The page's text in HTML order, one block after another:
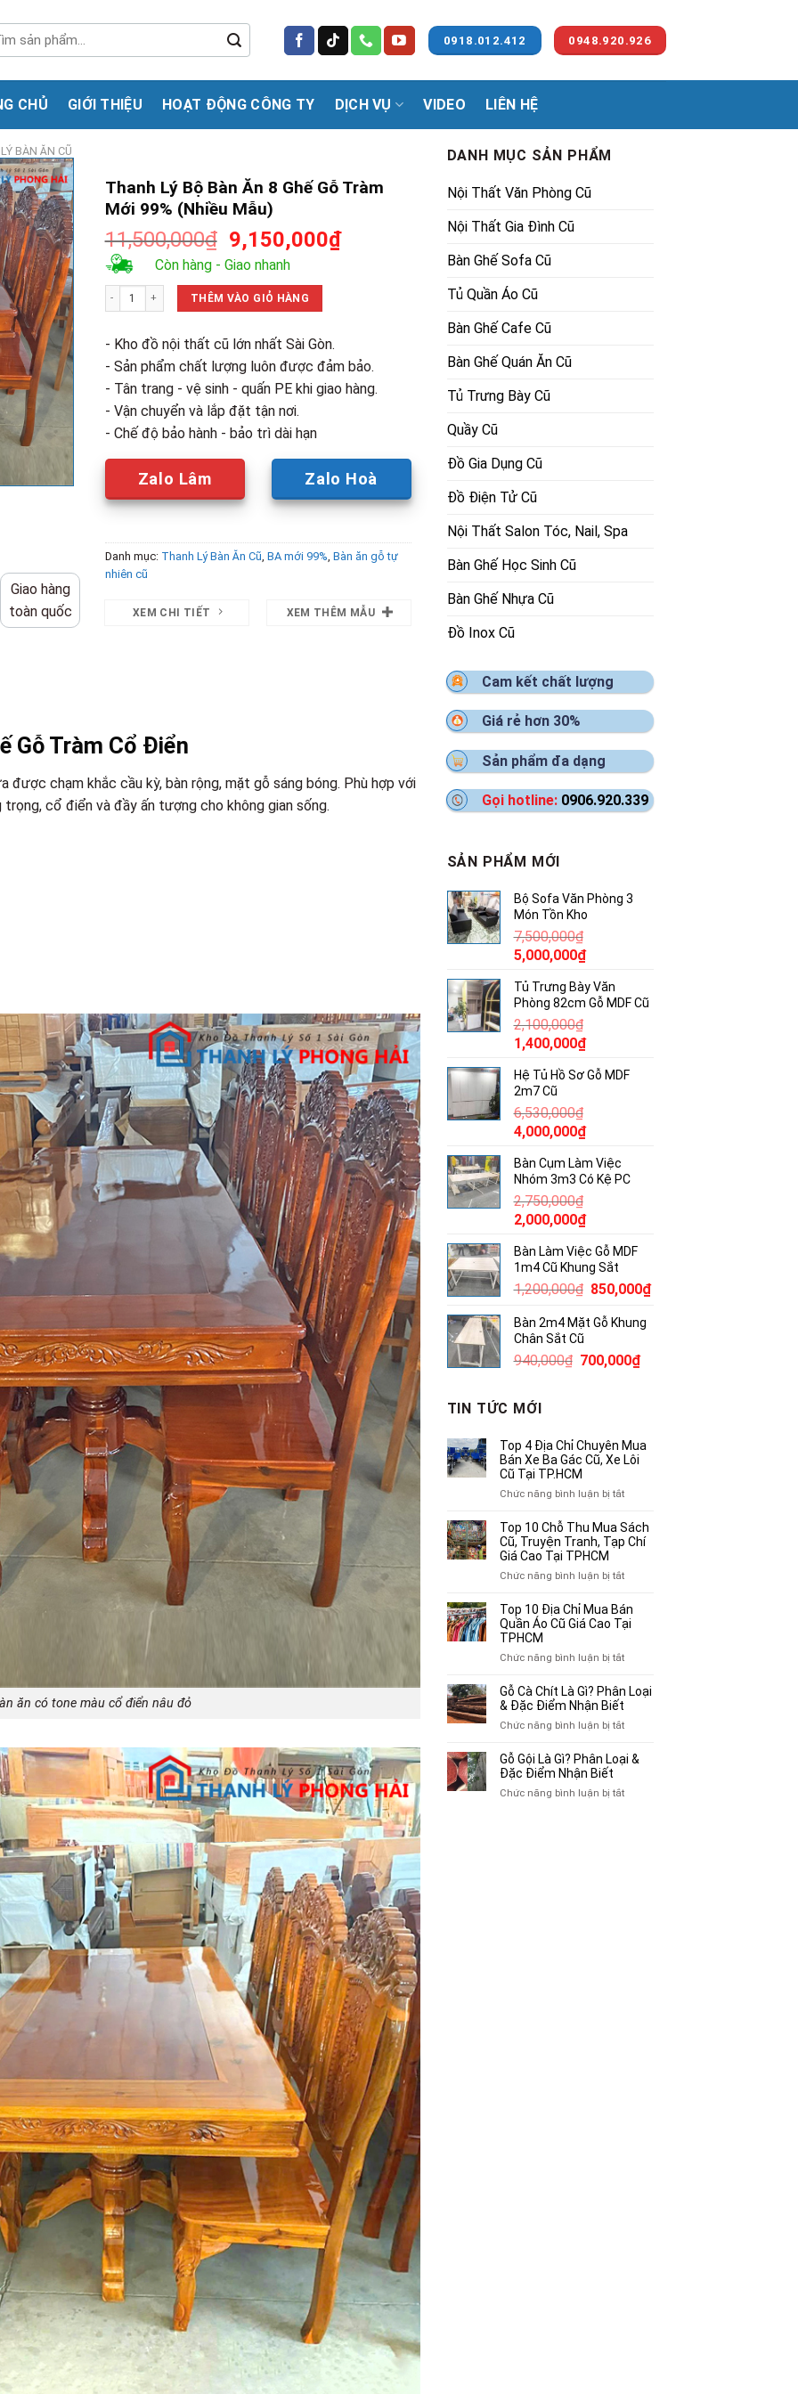
0918.012.412 0948.920.926
CHỦ GIỚI THIỆU HOẠT ĐỘNG CÔNG TY DỊCH VỤ VIDEO LIÊN HỆ
BÀN ĂN CŨ
Giao hàng
toàn quốc
Thanh Lý Bộ Bàn Ăn 8 Ghế Gỗ Tràm
Mới 99% (Nhiều Mẫu)
11,500,000₫ Giá
gốc
là:
11,500,000₫.
9,150,000₫Giá
Còn hàng - Giao nhanh
Thanh Lý Bộ Bàn Ăn 8 Ghế Gỗ Tràm Mới 99% (Nhiều Mẫu) số lượng
THÊM VÀO GIỎ HÀNG
- Kho đồ nội thất cũ lớn nhất Sài Gòn.
- Sản phẩm chất lượng luôn được đảm bảo.
- Tân trang - vệ sinh - quấn PE khi giao hàng.
- Vận chuyển và lắp đặt tận nơi.
- Chế độ bảo hành - bảo trì dài hạn
Zalo Lâm Zalo Hoà
Danh mục: Thanh Lý Bàn Ăn Cũ BA mới 99% Bàn ăn gỗ tự
nhiên cũ
XEM CHI TIẾT XEM THÊM MẪU
Gỗ Tràm Cổ Điển
được chạm khắc cầu kỳ, bàn rộng, mặt gỗ sáng bóng. Phù hợp với
trọng, cổ điển và đầy ấn tượng cho không gian sống.
ăn có tone màu cổ điển nâu đỏ
DANH MỤC SẢN PHẨM
Nội Thất Văn Phòng Cũ
Nội Thất Gia Đình Cũ
Bàn Ghế Sofa Cũ
Tủ Quần Áo Cũ
Bàn Ghế Cafe Cũ
Bàn Ghế Quán Ăn Cũ
Tủ Trưng Bày Cũ
Quầy Cũ
Đồ Gia Dụng Cũ
Đồ Điện Tử Cũ
Nội Thất Salon Tóc, Nail, Spa
Bàn Ghế Học Sinh Cũ
Bàn Ghế Nhựa Cũ
Đồ Inox Cũ
Cam kết chất lượng
Giá rẻ hơn 30%
Sản phẩm đa dạng
Gọi hotline: 0906.920.339
SẢN PHẨM MỚI
Bộ Sofa Văn Phòng 3
Món Tồn Kho
7,500,000₫
Giá
là:
7,500,000₫.
5,000,000₫Giá
tại
là:
Tủ Trưng Bày Văn
Phòng 82cm Gỗ MDF Cũ
2,100,000₫
Giá
là:
2,100,000₫.
1,400,000₫Giá
tại
Hệ Tủ Hồ Sơ Gỗ MDF
2m7 Cũ
6,530,000₫
Giá
là:
6,530,000₫.
4,000,000₫Giá
tại
là:
Bàn Cụm Làm Việc
Nhóm 3m3 Có Kệ PC
2,750,000₫
Giá
là:
2,750,000₫.
2,000,000₫Giá
tại
là:
2,000,000₫.
Bàn Làm Việc Gỗ MDF
1m4 Cũ Khung Sắt
1,200,000₫ Giá
là:
850,000₫Giá
Bàn 2m4 Mặt Gỗ Khung
Chân Sắt Cũ
940,000₫ Giá
700,000₫Giá
TIN TỨC MỚI
Top 4 Địa Chỉ Chuyên Mua
Bán Xe Ba Gác Cũ, Xe Lôi
Cũ Tại TP.HCM
Chức năng bình luận bị tắtở
4
Địa
Xe
Ba
Cũ,
Lôi
Cũ
Tại
Top 10 Chỗ Thu Mua Sách
Cũ, Truyện Tranh, Tạp Chí
Giá Cao Tại TPHCM
Chức năng bình luận bị tắtở
10
Chỗ
Truyện
Tranh,
Tạp
Giá
Tại
Top 10 Địa Chỉ Mua Bán
Quần Áo Cũ Giá Cao Tại
TPHCM
Chức năng bình luận bị tắtở
10
Địa
Mua
Quần
Cũ
Gỗ Cà Chít Là Gì? Phân Loại
& Đặc Điểm Nhận Biết
Chức năng bình luận bị tắtở
Cà
Gì?
Gỗ Gội Là Gì? Phân Loại &
Đặc Điểm Nhận Biết
Chức năng bình luận bị tắtở